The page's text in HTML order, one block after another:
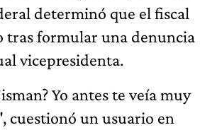
determinó que el fiscal
tras formular una denuncia
vicepresidenta.
Yo antes te veía muy
cuestionó un usuario en